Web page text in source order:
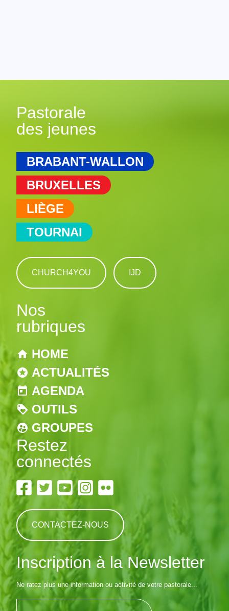
Pastorale
des jeunes
BRABANT-WALLON
BRUXELLES
LIÈGE
TOURNAI
CHURCH4YOU IJD
Nos
rubriques
HOME
ACTUALITÉS
AGENDA
OUTILS
GROUPES
Restez
connectés
CONTACTEZ-NOUS
Inscription à la Newsletter
Ne ratez plus une information ou activité de votre pastorale...